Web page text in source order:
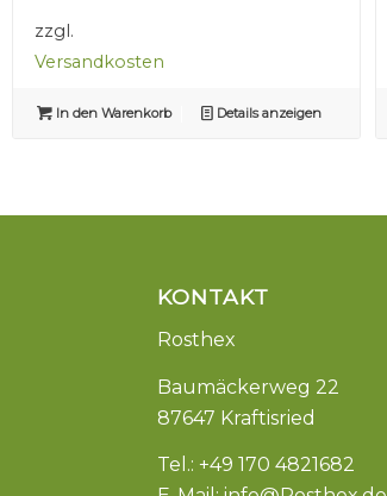
zzgl.
Versandkosten
In den Warenkorb Details anzeigen
KONTAKT
Rosthex
Baumäckerweg 22
87647 Kraftisried
Tel.: +49 170 4821682